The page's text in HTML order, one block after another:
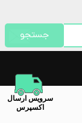
​سرویس ارسال
اکسپرس
جستجو